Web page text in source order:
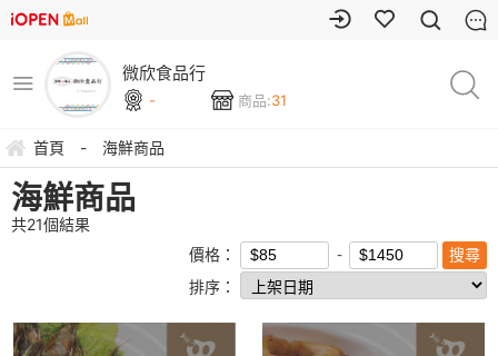
微欣食品行
- 商品:31
首頁 - 海鮮商品
海鮮商品
共21個結果
價格：
排序：